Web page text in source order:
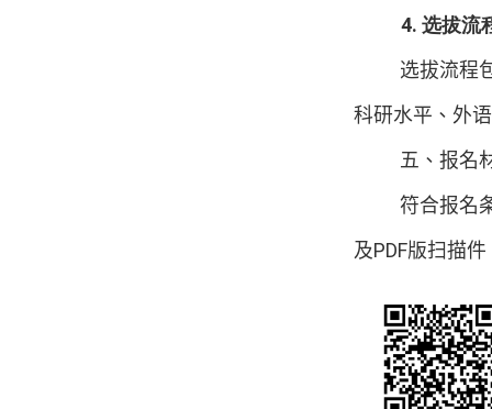
4.选拔流
选拔流程
科研水平、 外语
五、报名
符合报名
及PDF版扫描